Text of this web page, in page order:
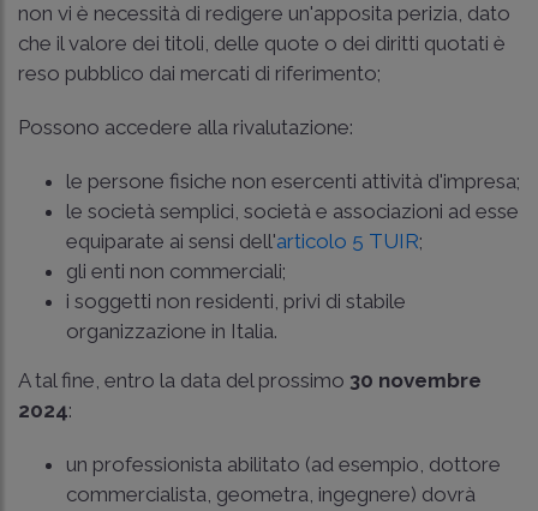
non vi è necessità di redigere un'apposita perizia, dato
che il valore dei titoli, delle quote o dei diritti quotati è
reso pubblico dai mercati di riferimento;
Possono accedere alla rivalutazione:
le persone fisiche non esercenti attività d'impresa;
le società semplici, società e associazioni ad esse
equiparate ai sensi dell'articolo 5 TUIR;
gli enti non commerciali;
i soggetti non residenti, privi di stabile
organizzazione in Italia.
A tal fine, entro la data del prossimo 30 novembre
2024:
un professionista abilitato (ad esempio, dottore
commercialista, geometra, ingegnere) dovrà